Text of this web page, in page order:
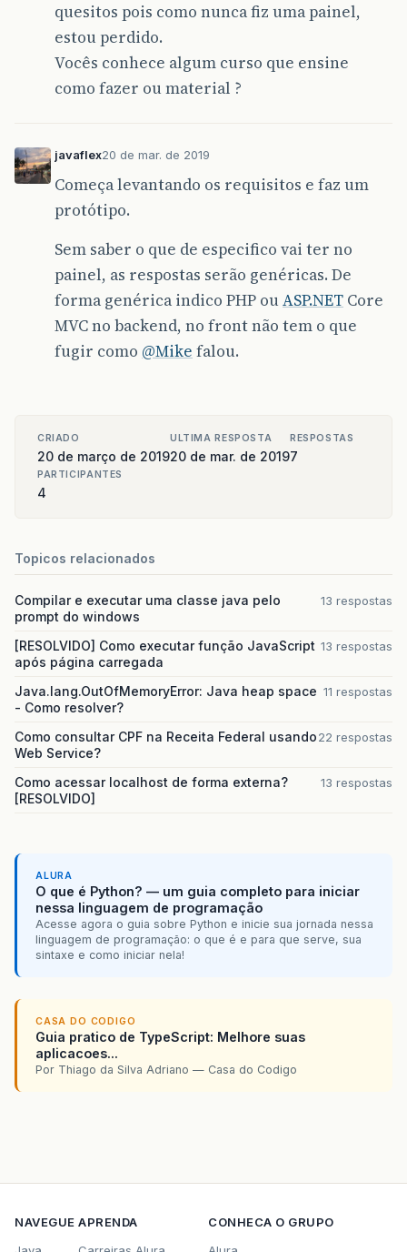
quesitos pois como nunca fiz uma painel,
estou perdido.
Vocês conhece algum curso que ensine
como fazer ou material ?
javaflex20 de mar. de 2019
Começa levantando os requisitos e faz um
protótipo.
Sem saber o que de especifico vai ter no
painel, as respostas serão genéricas. De
forma genérica indico PHP ouASP.NET Core
MVC no backend, no front não tem o que
fugir como @Mike falou.
CRIADO
20 de março de 2019
ULTIMA RESPOSTA
20 de mar. de 2019
RESPOSTAS
7
PARTICIPANTES
4
Topicos relacionados
Compilar e executar uma classe java pelo
prompt do windows
13 respostas
[RESOLVIDO] Como executar função JavaScript
após página carregada
13 respostas
Java.lang.OutOfMemoryError: Java heap space
- Como resolver?
11 respostas
Como consultar CPF na Receita Federal usando
Web Service?
22 respostas
Como acessar localhost de forma externa?
[RESOLVIDO]
13 respostas
ALURA
O que é Python? — um guia completo para iniciar
nessa linguagem de programação
Acesse agora o guia sobre Python e inicie sua jornada nessa
linguagem de programação: o que é e para que serve, sua
sintaxe e como iniciar nela!
CASA DO CODIGO
Guia pratico de TypeScript: Melhore suas
aplicacoes...
Por Thiago da Silva Adriano — Casa do Codigo
NAVEGUE APRENDA
CONHECA O GRUPO